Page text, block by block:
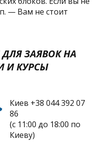
— Вам не стоит
ЗАЯВОК НА
И КУРСЫ
Киев +38 044 392 07
86
(с 11:00 до 18:00 по
Киеву)